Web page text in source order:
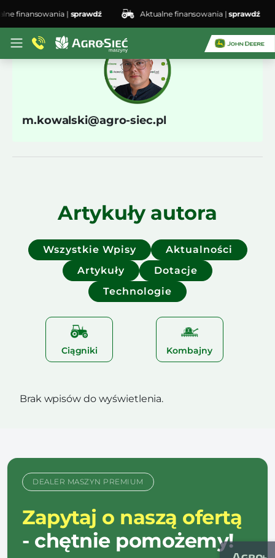
finansowania | sprawdź Aktualne finansowania | sprawdź
m.kowalski@agro-siec.pl
Artykuły autora
Wszystkie Wpisy
Aktualności
Artykuły
Dotacje
Technologie
Ciągniki Kombajny
Brak wpisów do wyświetlenia.
DEALER MASZYN PREMIUM
Zapytaj o naszą ofertą
- chętnie pomożemy!